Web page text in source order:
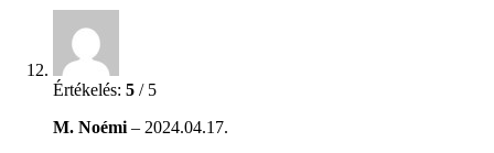
Értékelés: 5 / 5
M. Noémi – 2024.04.17.